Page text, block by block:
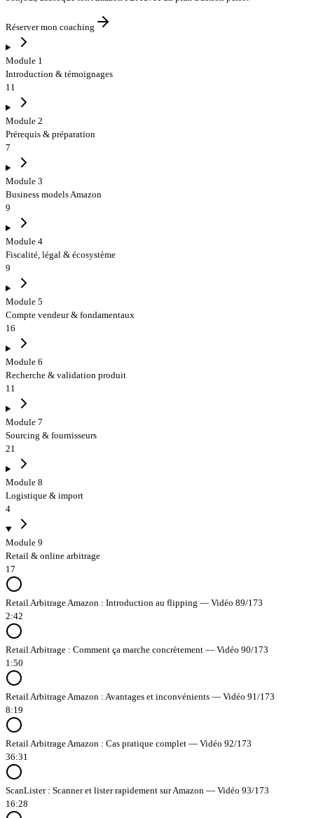
Réserver mon coaching
Module 1
Introduction & témoignages
11
Module 2
Prérequis & préparation
7
Module 3
Business models Amazon
9
Module 4
Fiscalité, légal & écosystème
9
Module 5
Compte vendeur & fondamentaux
16
Module 6
Recherche & validation produit
11
Module 7
Sourcing & fournisseurs
21
Module 8
Logistique & import
4
Module 9
Retail & online arbitrage
17
Retail Arbitrage Amazon : Introduction au flipping — Vidéo 89/173
2:42
Retail Arbitrage : Comment ça marche concrètement — Vidéo 90/173
1:50
Retail Arbitrage Amazon : Avantages et inconvénients — Vidéo 91/173
8:19
Retail Arbitrage Amazon : Cas pratique complet — Vidéo 92/173
36:31
ScanLister : Scanner et lister rapidement sur Amazon — Vidéo 93/173
16:28